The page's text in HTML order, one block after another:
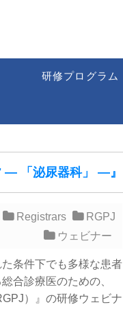
研修プログラム
― 「泌尿器科」 ―』
Registrars
RGPJ
ウェビナー
条件下でも多様な患者
合診療医のための、
）』の研修ウェビナ